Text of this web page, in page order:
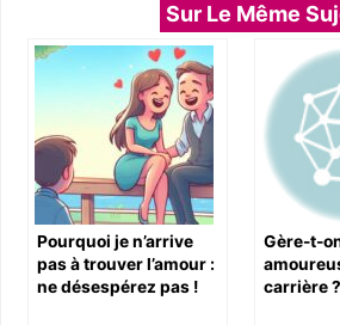
Sur Le Même
Pourquoi je n’arrive
pas à trouver l’amour :
ne désespérez pas !
Gère-t-
carrière ?